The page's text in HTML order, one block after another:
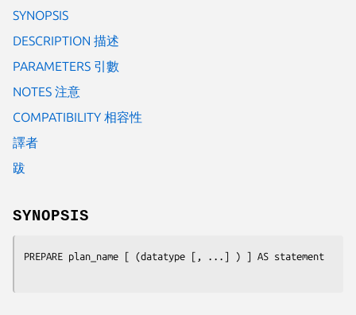
SYNOPSIS
DESCRIPTION 描述
PARAMETERS 引數
NOTES 注意
COMPATIBILITY 相容性
譯者
跋
SYNOPSIS
PREPARE plan_name [ (datatype [, ...] ) ] AS statement